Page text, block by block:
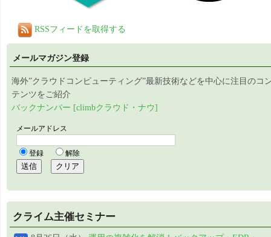
RSSフィードを取得する
メールマガジン登録
海外”クラウドコンピューティング”最新技術などを中心に注目のコ
テンツをご紹介
バックナンバー [climbクラウド・ナウ]
クライム主催セミナー